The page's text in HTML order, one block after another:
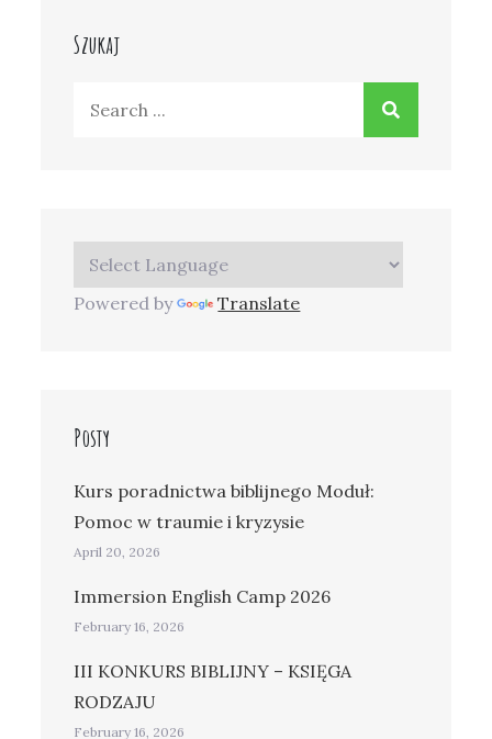
Szukaj
Powered by Translate
Posty
Kurs poradnictwa biblijnego Moduł:
Pomoc w traumie i kryzysie
April 20, 2026
Immersion English Camp 2026
February 16, 2026
III KONKURS BIBLIJNY – KSIĘGA
RODZAJU
February 16, 2026